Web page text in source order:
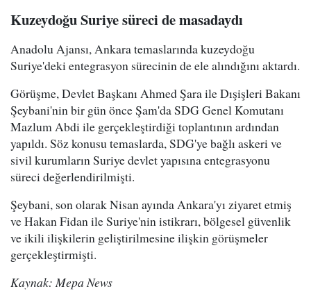
Kuzeydoğu Suriye süreci de masadaydı
Anadolu Ajansı, Ankara temaslarında kuzeydoğu
Suriye'deki entegrasyon sürecinin de ele alındığını aktardı.
Görüşme, Devlet Başkanı Ahmed Şara ile Dışişleri Bakanı
Şeybani'nin bir gün önce Şam'da SDG Genel Komutanı
Mazlum Abdi ile gerçekleştirdiği toplantının ardından
yapıldı. Söz konusu temaslarda, SDG'ye bağlı askeri ve
sivil kurumların Suriye devlet yapısına entegrasyonu
süreci değerlendirilmişti.
Şeybani, son olarak Nisan ayında Ankara'yı ziyaret etmiş
ve Hakan Fidan ile Suriye'nin istikrarı, bölgesel güvenlik
ve ikili ilişkilerin geliştirilmesine ilişkin görüşmeler
gerçekleştirmişti.
Kaynak: Mepa News